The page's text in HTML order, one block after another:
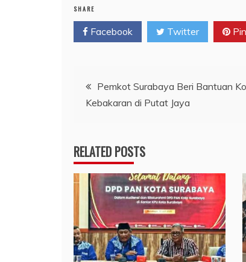
SHARE
Facebook Twitter
Navigasi
pos
Pemkot Surabaya Beri Bantuan
Kebakaran di Putat Jaya
RELATED POSTS